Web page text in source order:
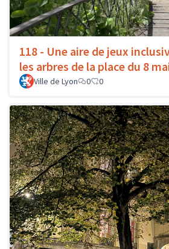
118 - Une aire de jeux
les arbres de la place du 8
Ville de Lyon 0 0